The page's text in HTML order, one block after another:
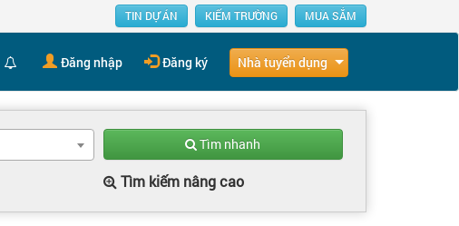
TIN DỰ ÁN KIẾM TRƯỜNG MUA SẮM
Đăng nhập Đăng ký Nhà tuyển dụng
Tìm nhanh
Tìm kiếm nâng cao